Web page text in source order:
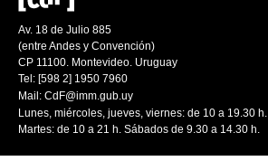
Av. 18 de Julio 885
(entre Andes y Convención)
CP 11100. Montevideo. Uruguay
Tel: [598 2] 1950 7960
Mail: CdF@imm.gub.uy
Lunes, miércoles, jueves, viernes: de 10 a 19.30 h.
Martes: de 10 a 21 h. Sábados de 9.30 a 14.30 h.